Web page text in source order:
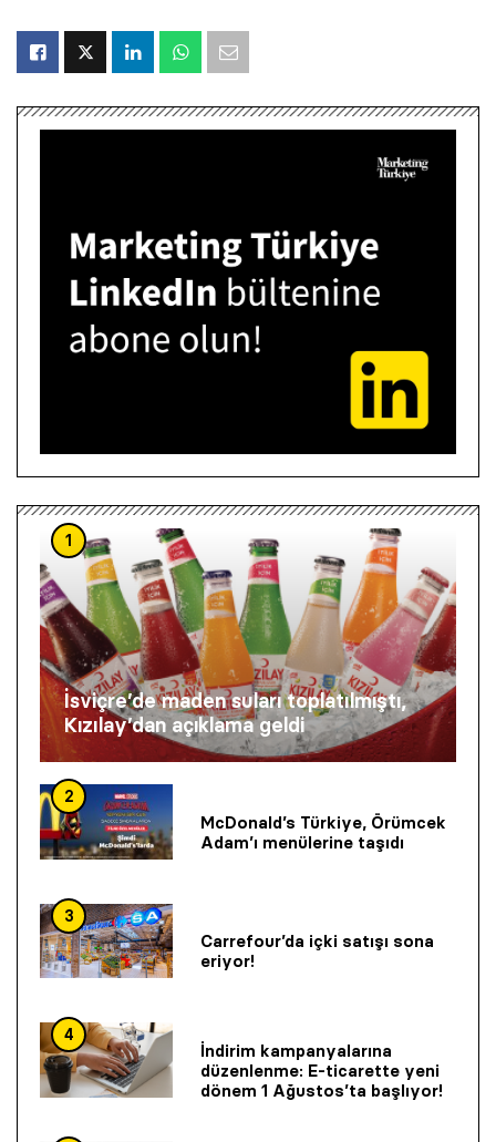
1
İsviçre’de maden suları toplatılmıştı,
Kızılay’dan açıklama geldi
2
McDonald’s Türkiye, Örümcek
Adam’ı menülerine taşıdı
3
Carrefour’da içki satışı sona
eriyor!
4
İndirim kampanyalarına
düzenlenme: E-ticarette yeni
dönem 1 Ağustos’ta başlıyor!